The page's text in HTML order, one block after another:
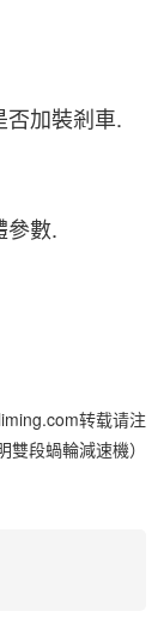
否加裝剎車.
參數.
转载请注
雙段蝸輪減速機）